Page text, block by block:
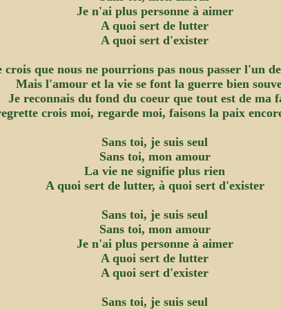
Je n'ai plus personne à aimer
A quoi sert de lutter
A quoi sert d'exister
crois que nous ne pourrions pas nous passer l'un
Mais l'amour et la vie se font la guerre bien
Je reconnais du fond du coeur que tout est de ma
crois moi, regarde moi, faisons la paix
Sans toi, je suis seul
Sans toi, mon amour
La vie ne signifie plus rien
A quoi sert de lutter, à quoi sert d'exister
Sans toi, je suis seul
Sans toi, mon amour
Je n'ai plus personne à aimer
A quoi sert de lutter
A quoi sert d'exister
Sans toi, je suis seul